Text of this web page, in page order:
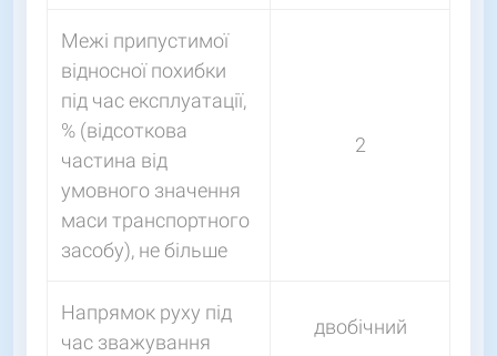
Межі припустимої
відносної похибки
під час експлуатації,
% (відсоткова
частина від
умовного значення
маси транспортного
засобу), не більше
2
Напрямок руху під
час зважування
двобічний